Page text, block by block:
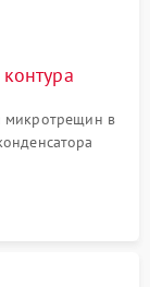
микротрещин в
осушителя и
засоров.